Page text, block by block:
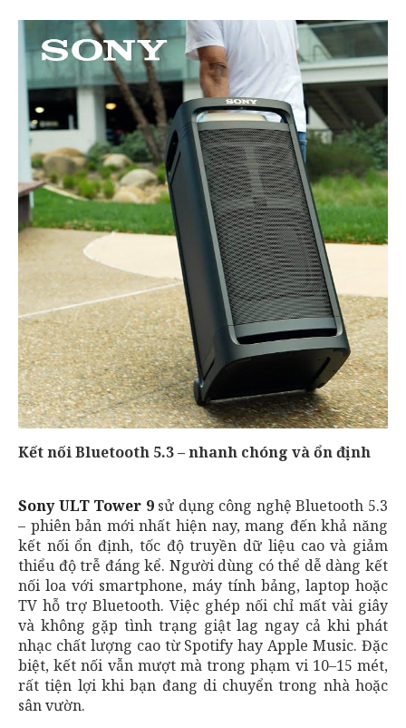
Kết nối Bluetooth 5.3 – nhanh chóng và ổn định
Sony ULT Tower 9 sử dụng công nghệ Bluetooth 5.3
– phiên bản mới nhất hiện nay, mang đến khả năng
kết nối ổn định, tốc độ truyền dữ liệu cao và giảm
thiểu độ trễ đáng kể. Người dùng có thể dễ dàng kết
nối loa với smartphone, máy tính bảng, laptop hoặc
TV hỗ trợ Bluetooth. Việc ghép nối chỉ mất vài giây
và không gặp tình trạng giật lag ngay cả khi phát
nhạc chất lượng cao từ Spotify hay Apple Music. Đặc
biệt, kết nối vẫn mượt mà trong phạm vi 10–15 mét,
rất tiện lợi khi bạn đang di chuyển trong nhà hoặc
sân vườn.